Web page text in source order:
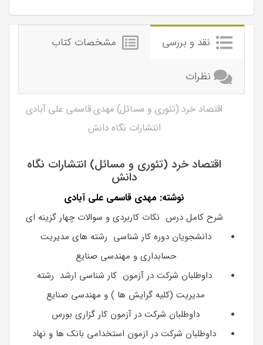
نقد و بررسی مشخصات کتاب
نظرات
اقتصاد خرد (تئوری و مسائل) مهدی قاسمی علی آبادی
انتشارات نگاه دانش
اقتصاد خرد (تئوری و مسائل) انتشارات نگاه
دانش
نوشته: مهدی قاسمی علی آبادی
شرح کامل درس نکات کاربردی و سوالات چهار گزینه ای
دانشجویان دوره کار شناسی رشته های مدیریت
حسابداری و مهندسی صنایع
داوطلبان شرکت در آزمون کار شناسی ارشد رشته
مدیریت (کلیه گرایش ها ) و مهندسی صنایع
داوطلبان شرکت در آزمون کار گزاری بورس
داوطلبان شرکت در ازمون استخدامی بانک ها و نهاد